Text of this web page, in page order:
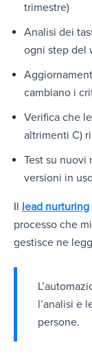
trimestre)
Analisi dei
ogni step del
cambiano i
Verifica che
altrimenti C)
Test su nuovi
versioni in
Il lead nurturing
processo che
gestisce ne
l’analisi e
persone.